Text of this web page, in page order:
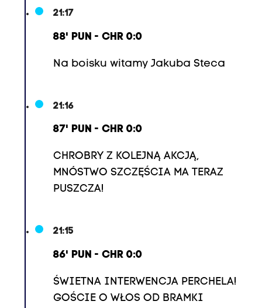
21:17
88' PUN - CHR 0:0
Na boisku witamy Jakuba Steca
21:16
87' PUN - CHR 0:0
CHROBRY Z KOLEJNĄ AKCJĄ,
MNÓSTWO SZCZĘŚCIA MA TERAZ
PUSZCZA!
21:15
86' PUN - CHR 0:0
ŚWIETNA INTERWENCJA PERCHELA!
GOŚCIE O WŁOS OD BRAMKI